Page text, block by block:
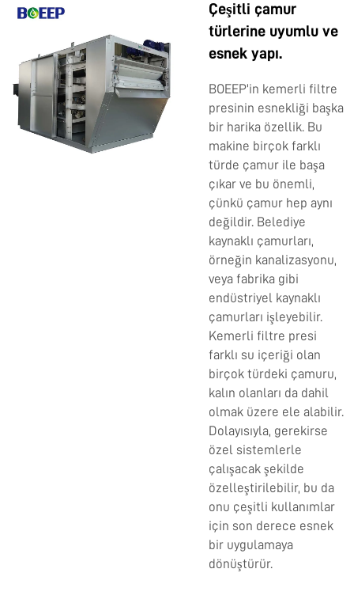
Çeşitli çamur
türlerine uyumlu ve
esnek yapı.
BOEEP'in kemerli filtre
presinin esnekliği başka
bir harika özellik. Bu
makine birçok farklı
türde çamur ile başa
çıkar ve bu önemli,
çünkü çamur hep aynı
değildir. Belediye
kaynaklı çamurları,
örneğin kanalizasyonu,
veya fabrika gibi
endüstriyel kaynaklı
çamurları işleyebilir.
Kemerli filtre presi
farklı su içeriği olan
birçok türdeki çamuru,
kalın olanları da dahil
olmak üzere ele alabilir.
Dolayısıyla, gerekirse
özel sistemlerle
çalışacak şekilde
özelleştirilebilir, bu da
onu çeşitli kullanımlar
için son derece esnek
bir uygulamaya
dönüştürür.